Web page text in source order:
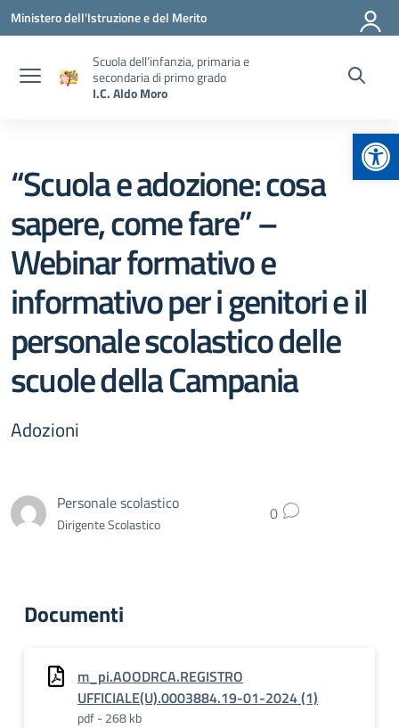
Vai ai contenuti
Vai al menu di navigazione
Vai al footer
Ministero dell'Istruzione e del Merito
Scuola dell’infanzia, primaria e
secondaria di primo grado
I.C. Aldo Moro
“Scuola e adozione: cosa
sapere, come fare” –
Webinar formativo e
informativo per i genitori e il
personale scolastico delle
scuole della Campania
Adozioni
Personale scolastico
Dirigente Scolastico 0
Documenti
m_pi.AOODRCA.REGISTRO
UFFICIALE(U).0003884.19-01-2024 (1)
pdf - 268 kb